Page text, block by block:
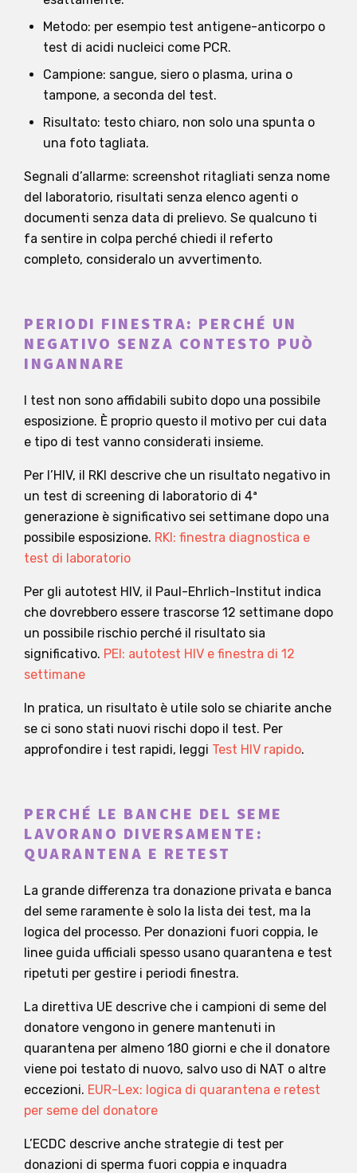
Metodo: per esempio test antigene-anticorpo o
test di acidi nucleici come PCR.
Campione: sangue, siero o plasma, urina o
tampone, a seconda del test.
Risultato: testo chiaro, non solo una spunta o
una foto tagliata.
Segnali d’allarme: screenshot ritagliati senza nome
del laboratorio, risultati senza elenco agenti o
documenti senza data di prelievo. Se qualcuno ti
fa sentire in colpa perché chiedi il referto
completo, consideralo un avvertimento.
PERIODI FINESTRA: PERCHÉ UN
NEGATIVO SENZA CONTESTO PUÒ
INGANNARE
I test non sono affidabili subito dopo una possibile
esposizione. È proprio questo il motivo per cui data
e tipo di test vanno considerati insieme.
Per l’HIV, il RKI descrive che un risultato negativo in
un test di screening di laboratorio di 4ª
generazione è significativo sei settimane dopo una
possibile esposizione. RKI: finestra diagnostica e
test di laboratorio
Per gli autotest HIV, il Paul-Ehrlich-Institut indica
che dovrebbero essere trascorse 12 settimane dopo
un possibile rischio perché il risultato sia
significativo. PEI: autotest HIV e finestra di 12
settimane
In pratica, un risultato è utile solo se chiarite anche
se ci sono stati nuovi rischi dopo il test. Per
approfondire i test rapidi, leggi Test HIV rapido.
PERCHÉ LE BANCHE DEL SEME
LAVORANO DIVERSAMENTE:
QUARANTENA E RETEST
La grande differenza tra donazione privata e banca
del seme raramente è solo la lista dei test, ma la
logica del processo. Per donazioni fuori coppia, le
linee guida ufficiali spesso usano quarantena e test
ripetuti per gestire i periodi finestra.
La direttiva UE descrive che i campioni di seme del
donatore vengono in genere mantenuti in
quarantena per almeno 180 giorni e che il donatore
viene poi testato di nuovo, salvo uso di NAT o altre
eccezioni. EUR-Lex: logica di quarantena e retest
per seme del donatore
L’ECDC descrive anche strategie di test per
donazioni di sperma fuori coppia e inquadra